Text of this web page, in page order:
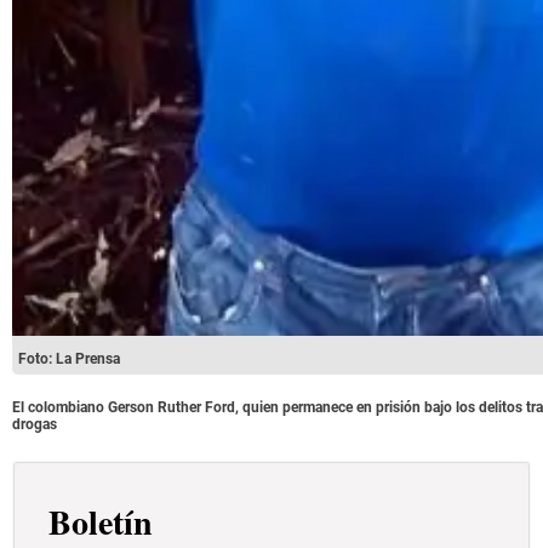
Foto: La Prensa
El colombiano Gerson Ruther Ford, quien permanece en prisión bajo los delitos
drogas
Boletín